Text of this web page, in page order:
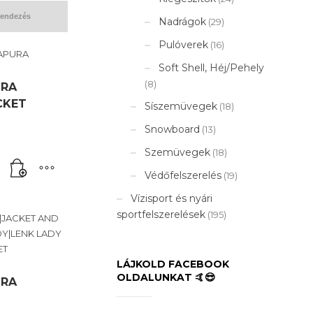
Ft.
Nadrágok (29)
Pulóverek (16)
Soft Shell, Héj/Pehely
(8)
Síszemüvegek (18)
Snowboard (13)
Szemüvegek (18)
Védőfelszerelés (19)
Vízisport és nyári
sportfelszerelések (195)
LÁJKOLD FACEBOOK
OLDALUNKAT 🤙😎